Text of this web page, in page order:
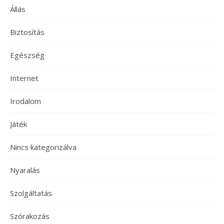
Állás
Biztosítás
Egészség
Internet
Irodalom
Játék
Nincs kategorizálva
Nyaralás
Szolgáltatás
Szórakozás